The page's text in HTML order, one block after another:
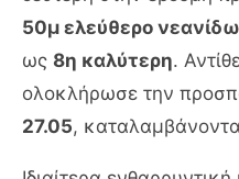
50μ ελεύθερο
ως 8η καλύτερη.
ολοκλήρωσε την
27.05,